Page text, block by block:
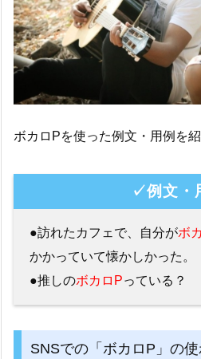
ボカロPを使った例文・用例を紹
✓例文・
●訪れたカフェで、自分がボ
かかっていて懐かしかった。
●推しのボカロPっている？
SNSでの「ボカロP」の